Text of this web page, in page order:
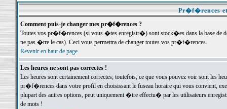
Pr�f�rences
Comment puis-je changer mes pr�f�rences ?
Toutes vos pr�f�rences (si vous �tes enregistr�) sont stock�es dans la base de
ne pas �tre le cas). Ceci vous permettra de changer toutes vos pr�f�rences.
Revenir en haut de page
Les heures ne sont pas correctes !
Les heures sont certainement correctes; toutefois, ce que vous pouvez voir sont
pr�f�rences dans votre profil en choisissant le fuseau horaire qui vous convient,
plupart des autres options, peut uniquement �tre effectu� par les utilisateurs
de mots !